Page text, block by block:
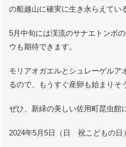
の船越山に確実に生き永らえてい
5月中旬には渓流のサナエトンボ
ウも期待できます。
モリアオガエルとシュレーゲルア
るので、もうすぐ産卵も始まりそ
ぜひ、新緑の美しい佐用町昆虫館
2024年5月5日（日 祝こどもの